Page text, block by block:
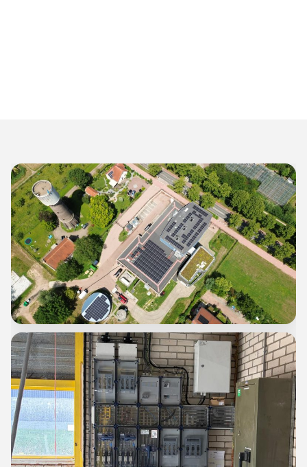
Montage PV-installatie